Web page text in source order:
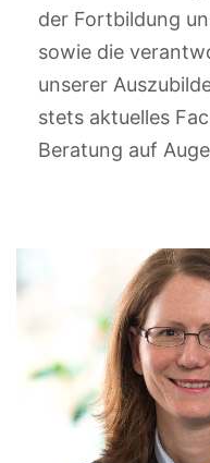
der Fortbildung
sowie die
unserer
stets aktuelles
Beratung auf